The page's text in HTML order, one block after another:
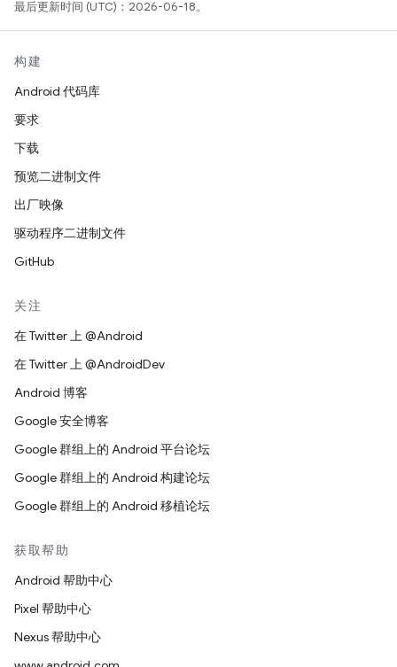
最后更新时间 (UTC)：2026-06-18。
构建
Android 代码库
要求
下载
预览二进制文件
出厂映像
驱动程序二进制文件
GitHub
关注
在 Twitter 上 @Android
在 Twitter 上 @AndroidDev
Android 博客
Google 安全博客
Google 群组上的 Android 平台论坛
Google 群组上的 Android 构建论坛
Google 群组上的 Android 移植论坛
获取帮助
Android 帮助中心
Pixel 帮助中心
Nexus 帮助中心